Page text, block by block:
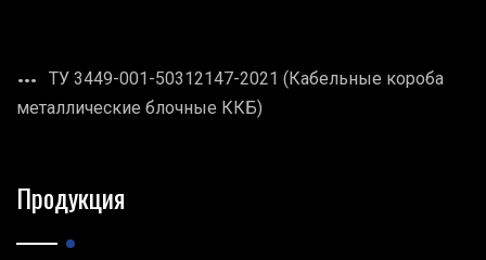
ТУ 3449-001-50312147-2021 (Кабельные короба
металлические блочные ККБ)
Продукция